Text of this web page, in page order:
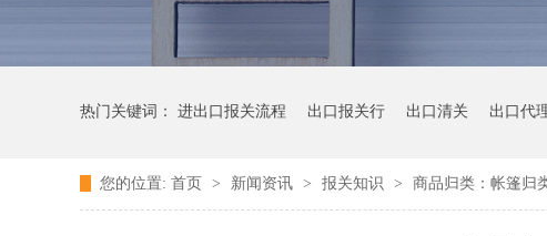
热门关键词： 进出口报关流程 出口报关行 出口清关 出口代
您的位置: 首页 > 新闻资讯 > 报关知识 > 商品归类：帐篷归